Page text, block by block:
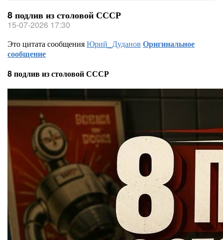
8 подлив из столовой СССР
15-07-2026 17:30
Это цитата сообщенияЮрий_Дуданов Оригинальное
сообщение
8 подлив из столовой СССР